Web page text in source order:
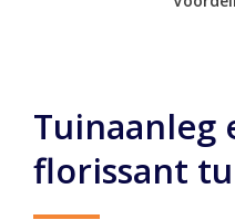
Tuinaanleg
florissant